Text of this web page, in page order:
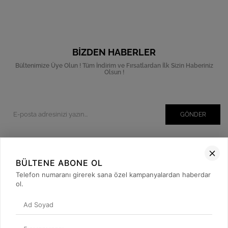
BIZDEN HABERLER
Bültenimize Üye Olun ! Tüm İndirim ve Fırsatlardan İlk Sizin Haberiniz
Olsun !
GÖNDER
Kurumsal
Müşteri İlişkileri
BÜLTENE ABONE OL
Telefon numaranı girerek sana özel kampanyalardan haberdar
ol.